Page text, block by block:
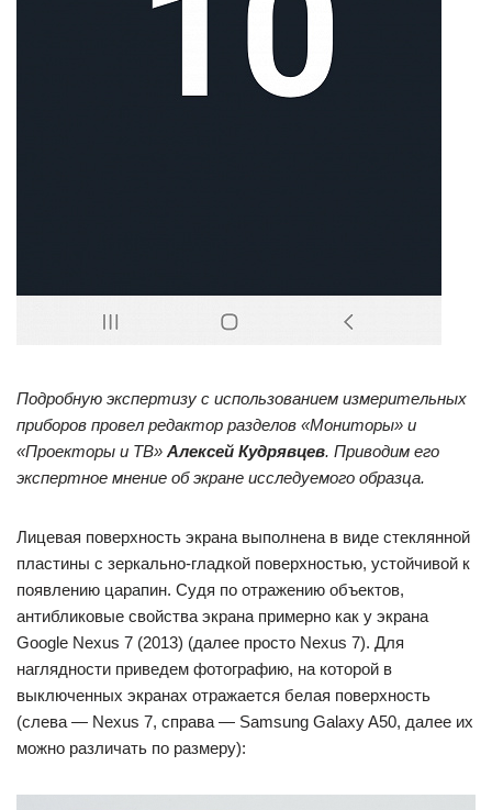
Подробную экспертизу с использованием измерительных
приборов провел редактор разделов «Мониторы» и
«Проекторы и ТВ» Алексей Кудрявцев. Приводим его
экспертное мнение об экране исследуемого образца.
Лицевая поверхность экрана выполнена в виде стеклянной
пластины с зеркально-гладкой поверхностью, устойчивой к
появлению царапин. Судя по отражению объектов,
антибликовые свойства экрана примерно как у экрана
Google Nexus 7 (2013) (далее просто Nexus 7). Для
наглядности приведем фотографию, на которой в
выключенных экранах отражается белая поверхность
(слева — Nexus 7, справа — Samsung Galaxy A50, далее их
можно различать по размеру):